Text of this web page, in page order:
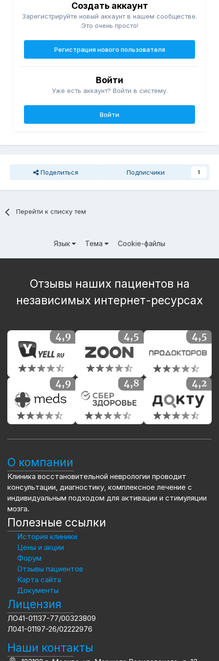
Создать аккаунт
Зарегистрируйте новый аккаунт в нашем сообществе.
Это очень просто!
Регистрация нового пользователя
Войти
Уже есть аккаунт? Войти в систему.
Войти
Поделиться Подписчики 1
Перейти к списку тем
Язык Тема Cookie-файлы
Отзывы наших пациентов на
независимых интернет-ресурсах
О компании
Клиника восстановительной неврологии проводит
консультации, диагностику, комплексное лечение с
индивидуальным подходом для активации и стимуляции
мозга.
Полезные ссылки
История клиники
Цены и акции
Форум
Отзывы пациентов
Карта сайта
Документы
Лицензия
ЛО41-01137-77/00323809
Л041-01197-26/02222976
Наши контакты